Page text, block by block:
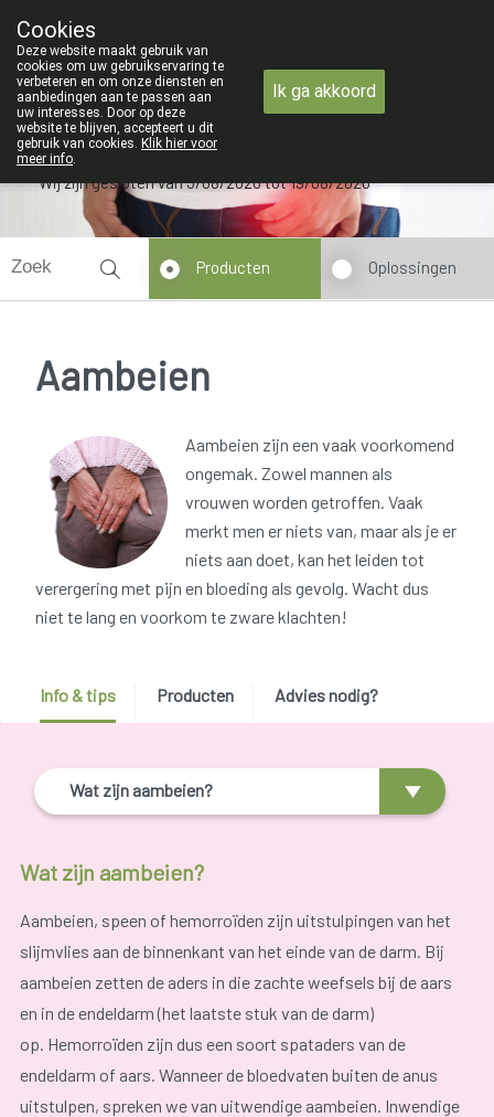
maandag 3 AUGUSTUS tot en met woensdag 19 AUGUSTUS
09 228 32 36
Wij zijn gesloten van 3/08/2026 tot 19/08/2026
Producten Oplossingen
Aambeien
Aambeien zijn een vaak voorkomend
ongemak. Zowel mannen als
vrouwen worden getroffen. Vaak
merkt men er niets van, maar als je er
niets aan doet, kan het leiden tot
verergering met pijn en bloeding als gevolg. Wacht dus
niet te lang en voorkom te zware klachten!
Info & tips Producten Advies nodig?
Wat zijn aambeien?
Wat zijn aambeien?
Aambeien, speen of hemorroïden zijn uitstulpingen van het
slijmvlies aan de binnenkant van het einde van de darm. Bij
aambeien zetten de aders in die zachte weefsels bij de aars
en in de endeldarm (het laatste stuk van de darm)
op. Hemorroïden zijn dus een soort spataders van de
endeldarm of aars. Wanneer de bloedvaten buiten de anus
uitstulpen, spreken we van uitwendige aambeien. Inwendige
Cookies
Deze website maakt gebruik van
cookies om uw gebruikservaring te
verbeteren en om onze diensten en
aanbiedingen aan te passen aan
uw interesses. Door op deze
website te blijven, accepteert u dit
gebruik van cookies. Klik hier voor
meer info.
Ik ga akkoord